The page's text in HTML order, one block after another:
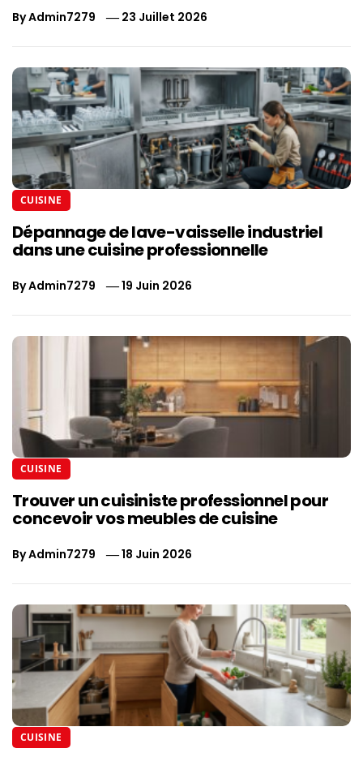
ByAdmin7279 23 Juillet 2026
CUISINE
Dépannage de lave-vaisselle industriel
dans une cuisine professionnelle
ByAdmin7279 19 Juin 2026
CUISINE
Trouver un cuisiniste professionnel pour
concevoir vos meubles de cuisine
ByAdmin7279 18 Juin 2026
CUISINE